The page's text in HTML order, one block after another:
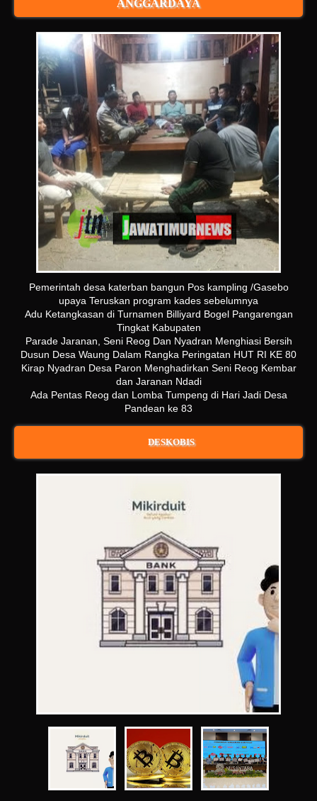
ANGGARDAYA
Pemerintah desa katerban bangun Pos kampling /Gasebo
upaya Teruskan program kades sebelumnya
Adu Ketangkasan di Turnamen Billiyard Bogel Pangarengan
Tingkat Kabupaten
Parade Jaranan, Seni Reog Dan Nyadran Menghiasi Bersih
Dusun Desa Waung Dalam Rangka Peringatan HUT RI KE 80
Kirap Nyadran Desa Paron Menghadirkan Seni Reog Kembar
dan Jaranan Ndadi
Ada Pentas Reog dan Lomba Tumpeng di Hari Jadi Desa
Pandean ke 83
DESKOBIS